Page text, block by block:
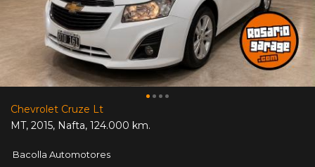
Chevrolet Cruze Lt
MT, 2015, Nafta, 124.000 km.
Bacolla Automotores